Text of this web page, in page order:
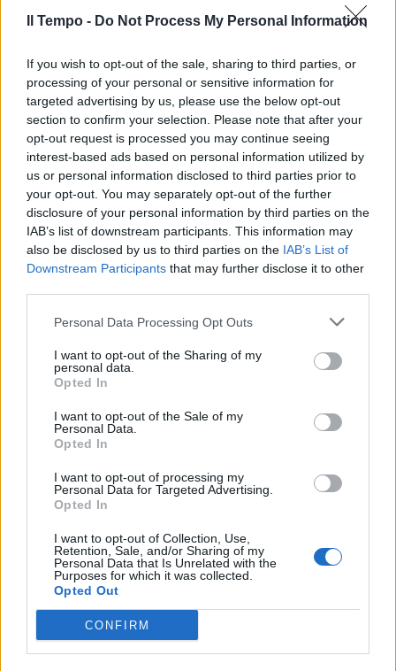
Il Tempo - Do Not Process My Personal Information
If you wish to opt-out of the sale, sharing to third parties, or
processing of your personal or sensitive information for
targeted advertising by us, please use the below opt-out
section to confirm your selection. Please note that after your
opt-out request is processed you may continue seeing
interest-based ads based on personal information utilized by
us or personal information disclosed to third parties prior to
your opt-out. You may separately opt-out of the further
disclosure of your personal information by third parties on the
IAB’s list of downstream participants. This information may
also be disclosed by us to third parties on the IAB’s List of
Downstream Participants that may further disclose it to other
Personal Data Processing Opt Outs
I want to opt-out of the Sharing of my
personal data.
Opted In
I want to opt-out of the Sale of my
Personal Data.
Opted In
I want to opt-out of processing my
Personal Data for Targeted Advertising.
Opted In
I want to opt-out of Collection, Use,
Retention, Sale, and/or Sharing of my
Personal Data that Is Unrelated with the
Purposes for which it was collected.
Opted Out
CONFIRM
Fontana supera senza problemi i
13/02/2023
TSUNAMI
"Vittoria". Salvini esulta, la prima
foto del doppio trionfo
13/02/2023
ELEZIONI REGIONALI
I primi exit poll: Rocca tra 50.5 e
53,5%
13/02/2023
LAZIO E LOMBARDIA
Piepoli: come finiranno le
Regionali
Le elezioni in Lombardia hanno
già un vincitore: sondaggio choc
per la sinistra
15/01/2023
VERSO LE REGIONALI